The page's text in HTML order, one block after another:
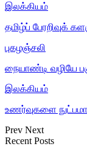
இலக்கியம்
தமிழ்ப் பேரறிவுக்
புகழஞ்சலி
நையாண்டி வழியே
இலக்கியம்
உணர்வுகளை
Prev Next
Recent Posts